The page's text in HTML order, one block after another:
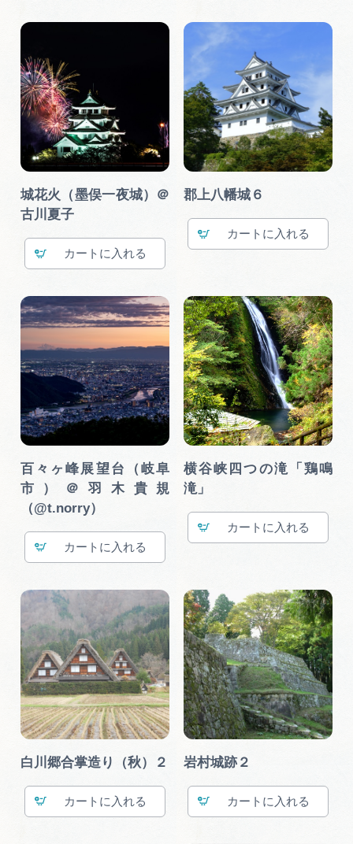
城花火（墨俣一夜城）＠
古川夏子
カート
郡上八幡城６
カート
百々ヶ峰展望台（岐阜
市）＠羽木貴規
（@t.norry）
カート
横谷峡四つの滝「鶏鳴
滝」
カート
白川郷合掌造り（秋）２
カート
岩村城跡２
カート